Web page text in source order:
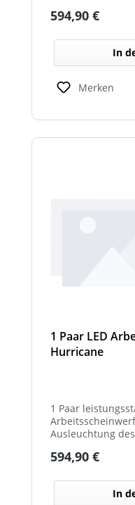
schlechten
Regulärer Preis:
594,90 €
In
Merken
1 Paar LED
Hurricane
1 Paar
Ausleuchtung
Sicht bei
Einsatz an
Sonderfahrzeugen.
Regulärer Preis:
594,90 €
In